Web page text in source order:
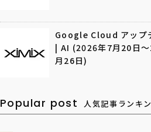
Google Cloud アップ
| AI (2026年7月20日
月26日)
Popular post 人気記事ランキ